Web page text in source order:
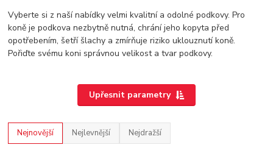
Vyberte si z naší nabídky velmi kvalitní a odolné podkovy. Pro
koně je podkova nezbytně nutná, chrání jeho kopyta před
opotřebením, šetří šlachy a zmírňuje riziko uklouznutí koně.
Pořiďte svému koni správnou velikost a tvar podkovy.
Upřesnit parametry
Nejnovější Nejlevnější Nejdražší